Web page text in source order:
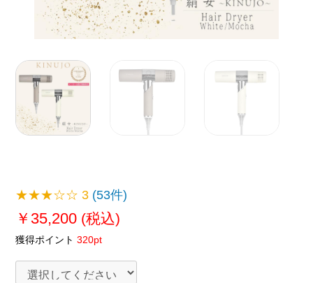
★★★☆☆3 (53件)
￥35,200 (税込)
獲得ポイント 320pt